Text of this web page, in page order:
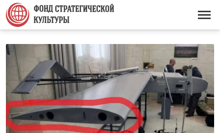
Перейти
основному
содержанию
Основная